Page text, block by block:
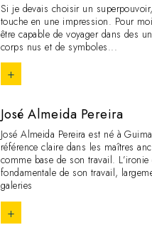
Si je devais choisir un
touche en une impression. Pour
être capable de voyager dans des
corps nus et de symboles...
+
José Almeida Pereira
José Almeida Pereira est né à
référence claire dans les maîtres
comme base de son travail.
fondamentale de son travail,
galeries
+